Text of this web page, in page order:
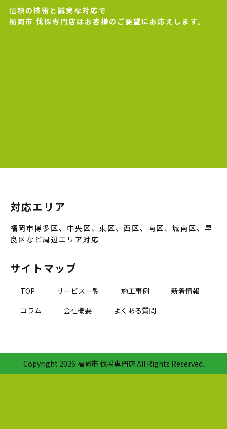
信頼の技術と誠実な対応で
福岡市 伐採専門店はお客様のご要望にお応えします。
対応エリア
福岡市博多区、中央区、東区、西区、南区、城南区、早
良区など周辺エリア対応
サイトマップ
TOP サービス一覧 施工事例
新着情報
コラム
会社概要 よくある質問
Copyright 2026 福岡市 伐採専門店 All Rights Reserved.